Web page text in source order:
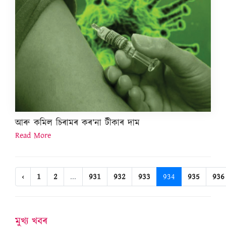
আৰু কমিল চিৰামৰ কৰ’না টীকাৰ দাম
Read More
‹ 1 2 ... 931 932 933 934 935 936
মুখ্য খবৰ